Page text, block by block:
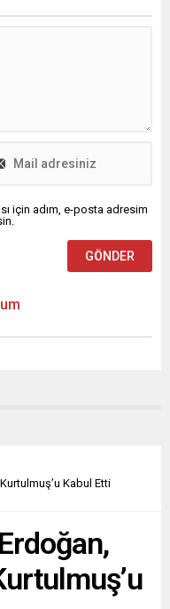
bin...
için adım, e-posta adresim
Kabul Etti